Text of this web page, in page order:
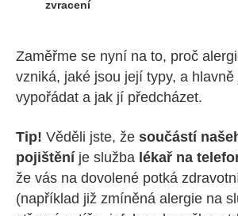
zvracení
Zaměřme se nyní na to, proč
vzniká, jaké jsou její typy, a
vypořádat a jak jí předcházet.
Tip! Věděli jste, že součástí
pojištění je služba lékař na
že vás na dovolené potká
(například již zmíněná alergie na